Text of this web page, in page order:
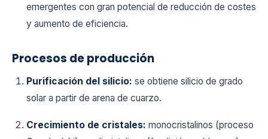
emergentes con gran potencial de reducción de costes
y aumento de eficiencia.
Procesos de producción
Purificación del silicio: se obtiene silicio de grado
solar a partir de arena de cuarzo.
Crecimiento de cristales: monocristalinos (proceso